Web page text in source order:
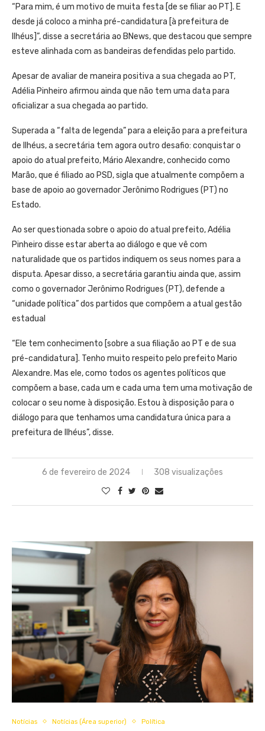
“Para mim, é um motivo de muita festa [de se filiar ao PT]. E
desde já coloco a minha pré-candidatura [à prefeitura de
Ilhéus]”, disse a secretária ao BNews, que destacou que sempre
esteve alinhada com as bandeiras defendidas pelo partido.
Apesar de avaliar de maneira positiva a sua chegada ao PT,
Adélia Pinheiro afirmou ainda que não tem uma data para
oficializar a sua chegada ao partido.
Superada a “falta de legenda” para a eleição para a prefeitura
de Ilhéus, a secretária tem agora outro desafio: conquistar o
apoio do atual prefeito, Mário Alexandre, conhecido como
Marão, que é filiado ao PSD, sigla que atualmente compõem a
base de apoio ao governador Jerônimo Rodrigues (PT) no
Estado.
Ao ser questionada sobre o apoio do atual prefeito, Adélia
Pinheiro disse estar aberta ao diálogo e que vê com
naturalidade que os partidos indiquem os seus nomes para a
disputa. Apesar disso, a secretária garantiu ainda que, assim
como o governador Jerônimo Rodrigues (PT), defende a
“unidade política” dos partidos que compõem a atual gestão
estadual
“Ele tem conhecimento [sobre a sua filiação ao PT e de sua
pré-candidatura]. Tenho muito respeito pelo prefeito Mario
Alexandre. Mas ele, como todos os agentes políticos que
compõem a base, cada um e cada uma tem uma motivação de
colocar o seu nome à disposição. Estou à disposição para o
diálogo para que tenhamos uma candidatura única para a
prefeitura de Ilhéus”, disse.
6 de fevereiro de 2024 308 visualizações
Notícias Notícias (Área superior) Política